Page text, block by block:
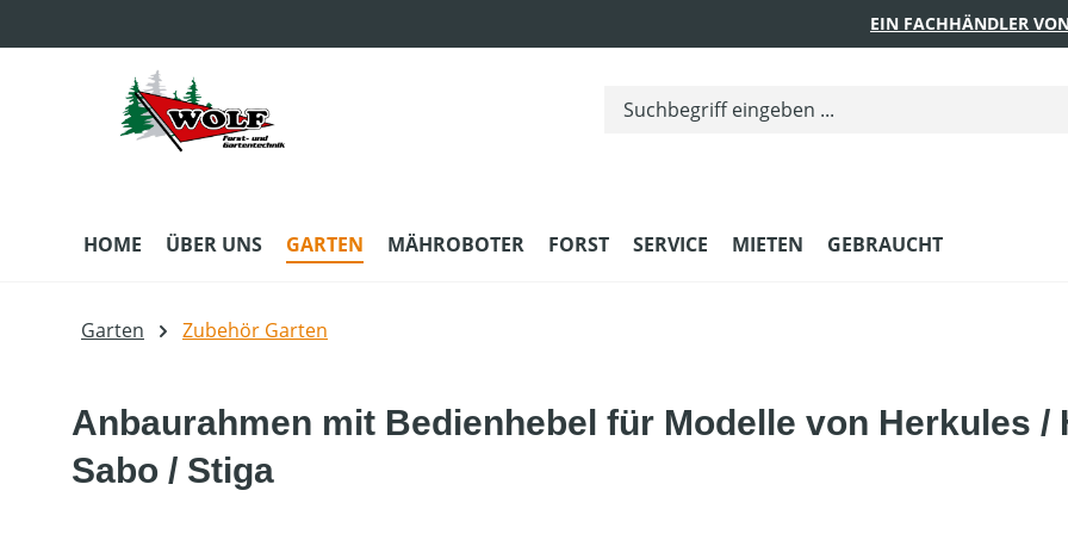
EIN FACHHÄNDLER
HOME ÜBER UNS GARTEN MÄHROBOTER FORST SERVICE MIETEN GEBRAUCHT
Garten Zubehör Garten
Anbaurahmen mit Bedienhebel für Modelle von Herkules /
Sabo / Stiga